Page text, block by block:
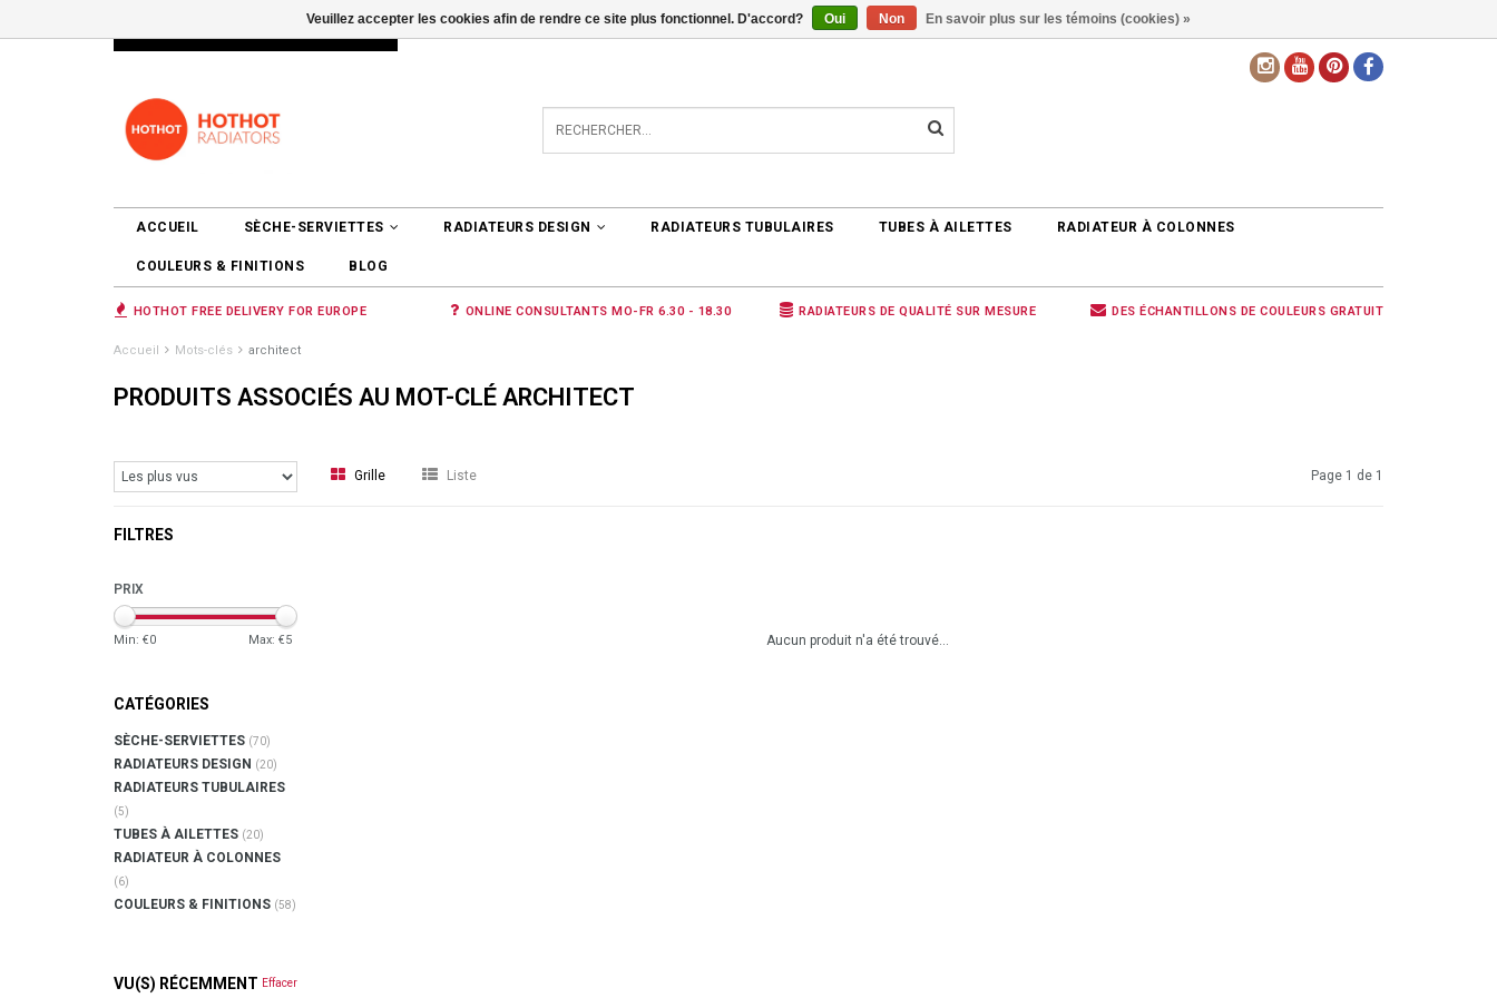
INFO@RADIATORS.SHOP SE CONNECTER 0 ARTICLES €0,00
ACCUEIL SÈCHE-SERVIETTES RADIATEURS DESIGN RADIATEURS TUBULAIRES TUBES À AILETTES RADIATEUR À COLONNES
COULEURS & FINITIONS BLOG
HOTHOT FREE DELIVERY FOR EUROPE ONLINE CONSULTANTS MO-FR 6.30 - 18.30 RADIATEURS DE QUALITÉ SUR MESURE DES ÉCHANTILLONS DE COULEURS GRATUIT
Accueil Mots-clés architect
PRODUITS ASSOCIÉS AU MOT-CLÉ ARCHITECT
Grille Liste Page 1 de 1
FILTRES
PRIX
Min: €0 Max: €5
CATÉGORIES
SÈCHE-SERVIETTES (70)
RADIATEURS DESIGN (20)
RADIATEURS TUBULAIRES
(5)
TUBES À AILETTES (20)
RADIATEUR À COLONNES
(6)
COULEURS & FINITIONS (58)
VU(S) RÉCEMMENT Effacer
Aucun produit n'a été trouvé...
Veuillez accepter les cookies afin de rendre ce site plus fonctionnel. D'accord? Oui Non En savoir plus sur les témoins (cookies) »